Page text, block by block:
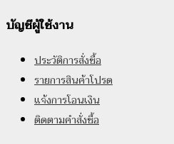
บัญชีผู้ใช้งาน
ประวัติการสั่งซื้อ
รายการสินค้าโปรด
แจ้งการโอนเงิน
ติดตามคำสั่งซื้อ